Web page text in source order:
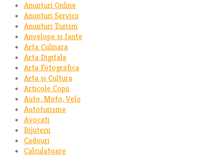
Anunturi Online
Anunturi Servicii
Anunturi Turism
Anvelope si Jante
Arta Culinara
Arta Digitala
Arta Fotografica
Arta si Cultura
Articole Copii
Auto, Moto, Velo
Autoturisme
Avocati
Bijuterii
Cadouri
Calculatoare